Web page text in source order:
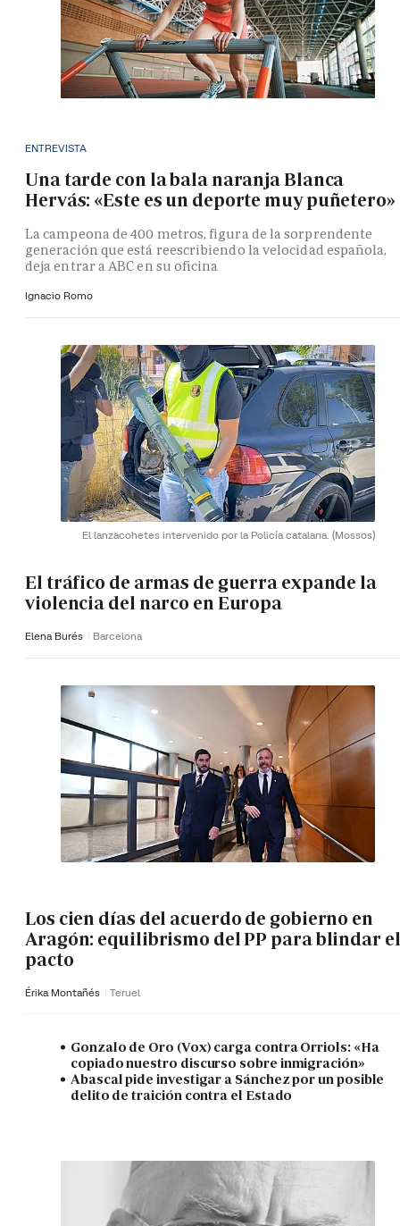
ENTREVISTA
Una tarde con la bala naranja Blanca
Hervás: «Este es un deporte muy puñetero»
La campeona de 400 metros, figura de la sorprendente
generación que está reescribiendo la velocidad española,
deja entrar a ABC en su oficina
Ignacio Romo
El lanzacohetes intervenido por la Policía catalana. (Mossos)
El tráfico de armas de guerra expande la
violencia del narco en Europa
Elena Burés Barcelona
Los cien días del acuerdo de gobierno en
Aragón: equilibrismo del PP para blindar el
pacto
Érika Montañés Teruel
Gonzalo de Oro (Vox) carga contra Orriols: «Ha
copiado nuestro discurso sobre inmigración»
Abascal pide investigar a Sánchez por un posible
delito de traición contra el Estado